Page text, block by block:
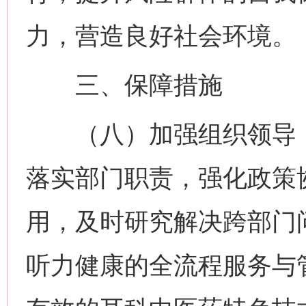
力，营造良好社会环境。
三、保障措施
（八）加强组织领导
落实部门职责，强化政
用，及时研究解决跨部
听力健康的全流程服务